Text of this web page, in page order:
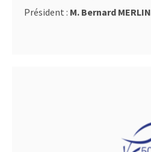
Président : M. Bernard MERLIN